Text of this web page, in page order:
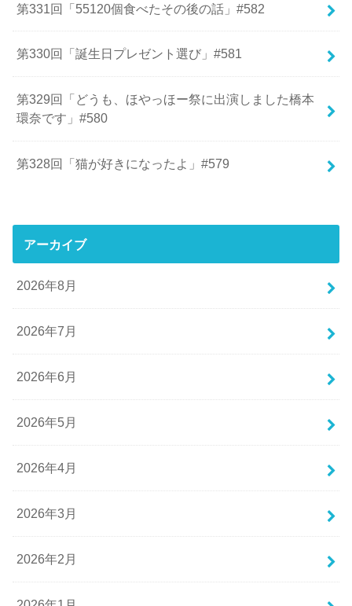
第331回「55120個食べたその後の話」#582
第330回「誕生日プレゼント選び」#581
第329回「どうも、ほやっほー祭に出演しました橋本
環奈です」#580
第328回「猫が好きになったよ」#579
アーカイブ
2026年8月
2026年7月
2026年6月
2026年5月
2026年4月
2026年3月
2026年2月